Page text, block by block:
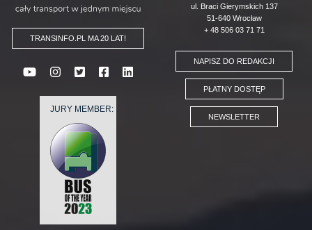
TRANSINFO.PL MA 20 LAT!
JURY MEMBER:
ul. Braci Gierymskich 137
51-640 Wrocław
+ 48 506 03 71 71
NAPISZ DO REDAKCJI
PŁATNY DOSTĘP
NEWSLETTER